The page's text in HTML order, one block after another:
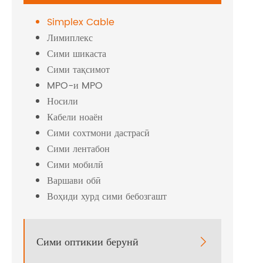
Simplex Cable
Лимиплекс
Сими шикаста
Сими тақсимот
MPO-и MPO
Носили
Кабели ноаён
Сими сохтмони дастрасӣ
Сими лентабон
Сими мобилӣ
Варшави обӣ
Воҳиди хурд сими бебозгашт
Сими оптикии берунӣ 